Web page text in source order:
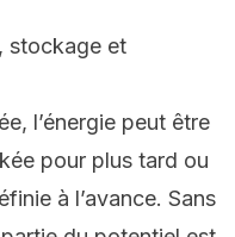
stockage et
l’énergie peut être
pour plus tard ou
à l’avance. Sans